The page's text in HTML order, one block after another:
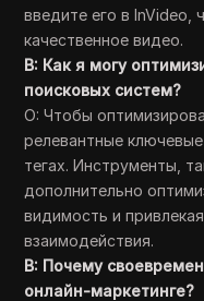
введите его в InVideo,
качественное видео.
В: Как я могу
поисковых систем?
О: Чтобы
релевантные
тегах. Инструменты,
дополнительно
видимость и
взаимодействия.
В: Почему
онлайн-маркетинге?